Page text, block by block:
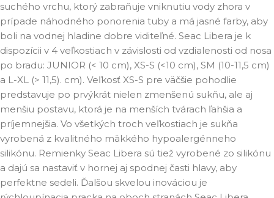
suchého vrchu, ktorý zabraňuje vniknutiu vody zhora v
prípade náhodného ponorenia tuby a má jasné farby, aby
boli na vodnej hladine dobre viditeľné. Seac Libera je k
dispozícii v 4 veľkostiach v závislosti od vzdialenosti od nosa
po bradu: JUNIOR (< 10 cm), XS-S (<10 cm), SM (10-11,5 cm)
a L-XL (> 11,5). cm). Veľkosť XS-S pre väčšie pohodlie
predstavuje po prvýkrát nielen zmenšenú sukňu, ale aj
menšiu postavu, ktorá je na menších tvárach ľahšia a
príjemnejšia. Vo všetkých troch veľkostiach je sukňa
vyrobená z kvalitného mäkkého hypoalergénneho
silikónu. Remienky Seac Libera sú tiež vyrobené zo silikónu
a dajú sa nastaviť v hornej aj spodnej časti hlavy, aby
perfektne sedeli. Ďalšou skvelou inováciou je